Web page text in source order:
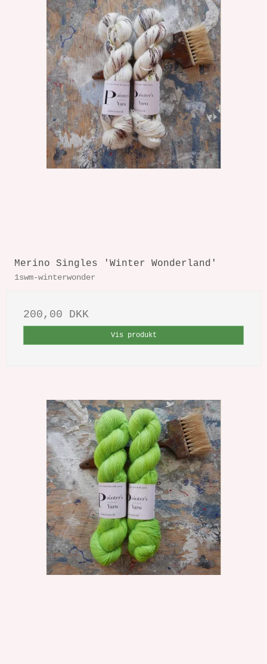
Merino Singles 'Winter Wonderland'
1swm-winterwonder
200,00 DKK
Vis produkt